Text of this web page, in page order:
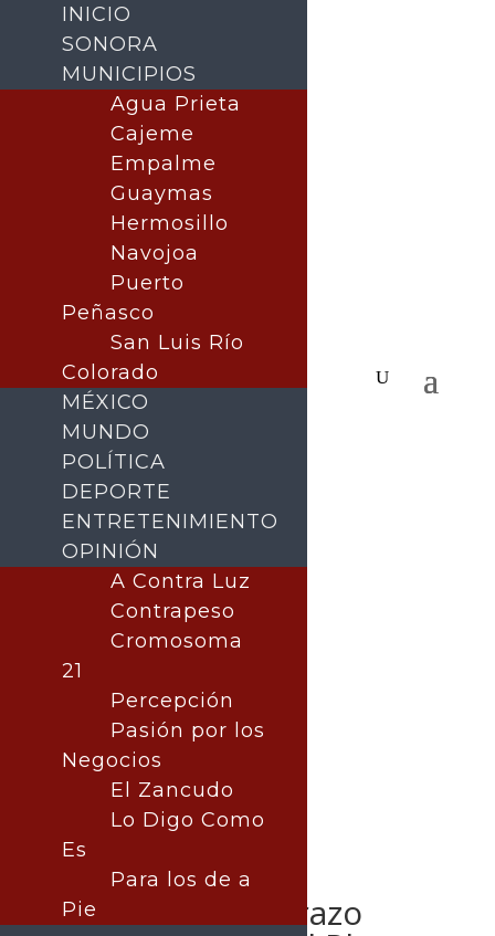
Buscar
Gobernador Durazo
INICIO
SONORA
MUNICIPIOS
Agua Prieta
Cajeme
Empalme
Guaymas
Hermosillo
Navojoa
Puerto
Peñasco
San Luis Río
Colorado
MÉXICO
MUNDO
POLÍTICA
DEPORTE
ENTRETENIMIENTO
OPINIÓN
A Contra Luz
Contrapeso
Cromosoma
21
Percepción
Pasión por los
Negocios
El Zancudo
Lo Digo Como
Es
Para los de a
Pie